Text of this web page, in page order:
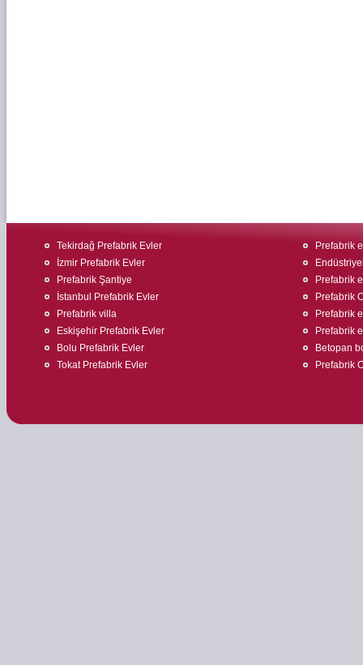
Tekirdağ Prefabrik Evler
İzmir Prefabrik Evler
Prefabrik Şantiye
İstanbul Prefabrik Evler
Prefabrik villa
Eskişehir Prefabrik Evler
Bolu Prefabrik Evler
Tokat Prefabrik Evler
Prefabrik
Prefabrik
Prefabrik
Prefabrik
Prefabrik
Betopan
Prefabrik